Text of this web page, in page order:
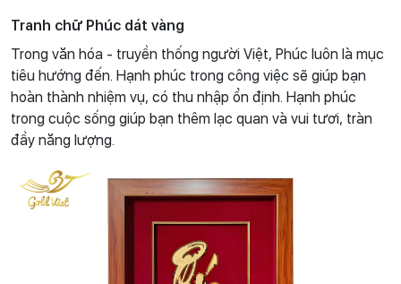
Tranh chữ Phúc dát vàng
Trong văn hóa - truyền thống người Việt, Phúc luôn là mục
tiêu hướng đến. Hạnh phúc trong công việc sẽ giúp bạn
hoàn thành nhiệm vụ, có thu nhập ổn định. Hạnh phúc
trong cuộc sống giúp bạn thêm lạc quan và vui tươi, tràn
đầy năng lượng.